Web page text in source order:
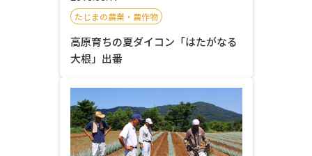
たじまの農業・農作物
高原育ちの夏ダイコン「はたがなる
大根」出番